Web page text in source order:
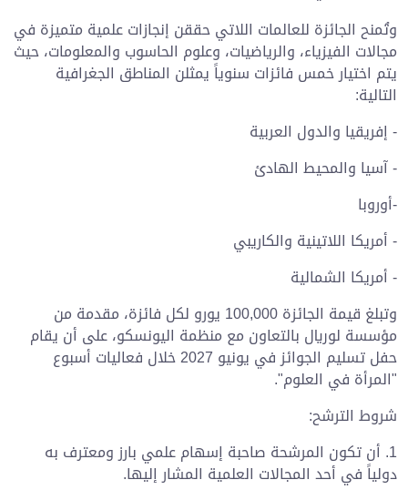
وتُمنح الجائزة للعالمات اللاتي حققن إنجازات علمية متميزة في
مجالات الفيزياء، والرياضيات، وعلوم الحاسوب والمعلومات، حيث
يتم اختيار خمس فائزات سنوياً يمثلن المناطق الجغرافية
التالية:
- إفريقيا والدول العربية
- آسيا والمحيط الهادئ
-أوروبا
- أمريكا اللاتينية والكاريبي
- أمريكا الشمالية
وتبلغ قيمة الجائزة 100,000 يورو لكل فائزة، مقدمة من
مؤسسة لوريال بالتعاون مع منظمة اليونسكو، على أن يقام
حفل تسليم الجوائز في يونيو 2027 خلال فعاليات أسبوع
"المرأة في العلوم".
شروط الترشح:
1. أن تكون المرشحة صاحبة إسهام علمي بارز ومعترف به
دولياً في أحد المجالات العلمية المشار إليها.